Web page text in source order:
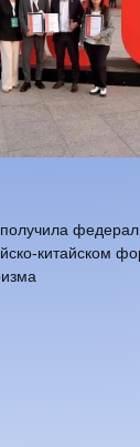
получила
китайском